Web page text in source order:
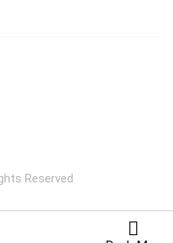
Reserved